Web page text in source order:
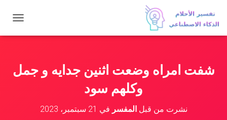
ب
ا
شفت امراه وضعت اثنين جدايه و جمل
وكلهم سود
نشرت من قبلالمفسر في 21 سبتمبر، 2023